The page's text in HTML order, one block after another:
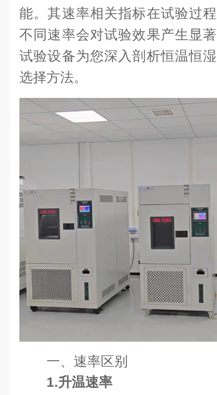
能。其速率相关指标在试验过
不同速率会对试验效果产生显
试验设备为您深入剖析恒温恒
选择方法。
一、速率区别
1.升温速率